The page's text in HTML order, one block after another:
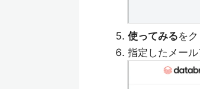
使ってみるを
指定したメー